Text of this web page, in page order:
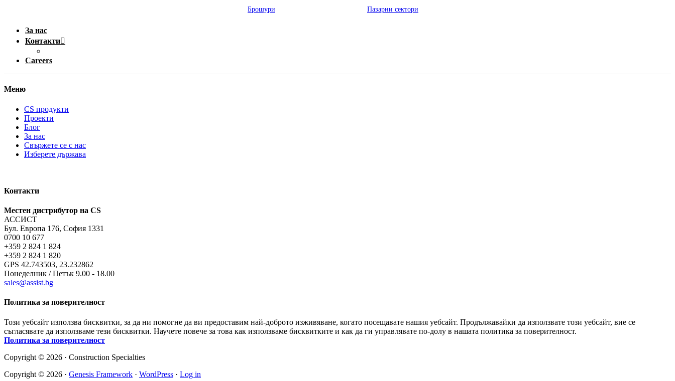
Брошури Пазарни сектори
За нас
Контакти
Careers
Меню
CS продукти
Проекти
Блог
За нас
Свържете се с нас
Изберете държава
Контакти
Местен дистрибутор на CS
АССИСТ
Бул. Европа 176, София 1331
0700 10 677
+359 2 824 1 824
+359 2 824 1 820
GPS 42.743503, 23.232862
Понеделник / Петък 9.00 - 18.00
sales@assist.bg
Политика за поверителност
Този уебсайт използва бисквитки, за да ни помогне да ви предоставим най-доброто изживяване, когато посещавате нашия уебсайт. Продължавайки да използвате този уебсайт, вие се
съгласявате да използваме тези бисквитки. Научете повече за това как използваме бисквитките и как да ги управлявате по-долу в нашата политика за поверителност.
Политика за поверителност
Copyright © 2026 · Construction Specialties
Copyright © 2026 · Genesis Framework · WordPress · Log in